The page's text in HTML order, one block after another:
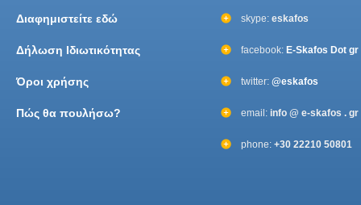
Διαφημιστείτε εδώ
Δήλωση Ιδιωτικότητας
Όροι χρήσης
Πώς θα πουλήσω?
skype: eskafos
facebook: E-Skafos Dot gr
twitter: @eskafos
email: info @ e-skafos . gr
phone: +30 22210 50801